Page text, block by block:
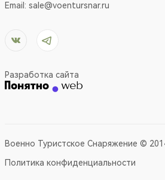
Email: sale@voentursnar.ru
Разработка сайта
Военно Туристское Снаряжение ©
Политика конфиденциальности